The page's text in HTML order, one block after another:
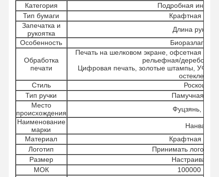
Категория
Подробная
Тип бумаги
Крафтная
Запечатка и
рукоятка
Длина
Особенность
Обработка
печати
Печать на шелковом экране, офсетная
рельефная/
Цифровая печать, золотые штампы, УФ-
остекление
Стиль
Роскошь
Тип ручки
Памучная
Место
происхождения
Фуцзянь,
Наименование
марки
Нанван
Материал
Крафтная
Логотип
Принимать логотип
Размер
МОК
100000 штук